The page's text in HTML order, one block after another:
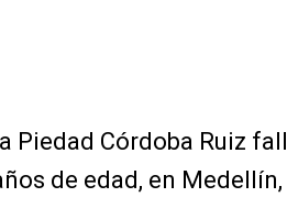
Piedad Córdoba Ruiz
de edad, en